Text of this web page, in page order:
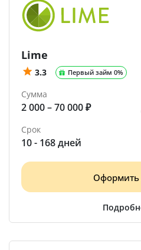
Lime
3.3 Первый займ 0%
Сумма
2 000 – 70 000 ₽
Срок
10 - 168 дней
Оформить